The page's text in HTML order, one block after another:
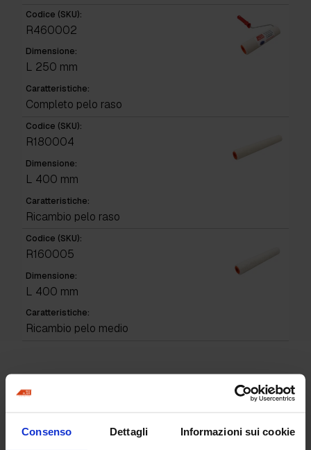
Consenso Dettagli Informazioni sui cookie
Codice (SKU):
R460002
Dimensione:
L 250 mm
Caratteristiche:
Completo pelo raso
Codice (SKU):
R180004
Dimensione:
L 400 mm
Caratteristiche:
Ricambio pelo raso
Codice (SKU):
R160005
Dimensione:
L 400 mm
Caratteristiche:
Ricambio pelo medio
Hai bisogno di
informazioni per questo
prodotto?